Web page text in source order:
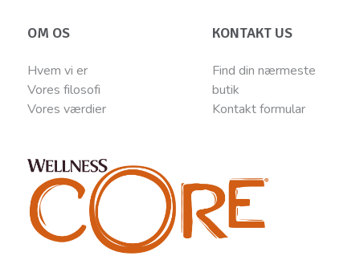
OM OS
Hvem vi er
Vores filosofi
Vores værdier
KONTAKT US
Find din nærmeste
butik
Kontaktformular